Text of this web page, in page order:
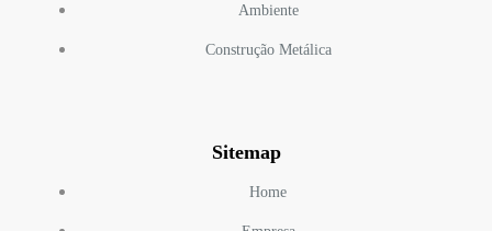
Ambiente
Construção Metálica
Sitemap
Home